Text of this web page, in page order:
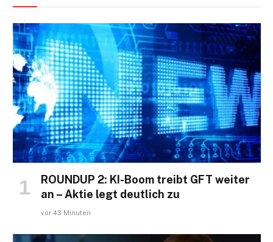
ROUNDUP 2: KI-Boom treibt GFT weiter
an – Aktie legt deutlich zu
vor 43 Minuten